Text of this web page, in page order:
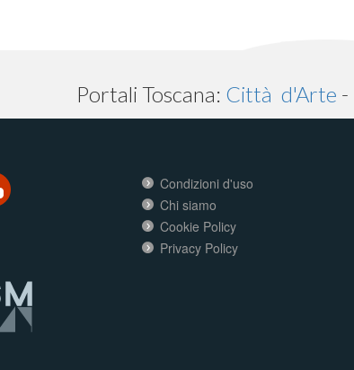
Portali Toscana: Città d'Arte -
Condizioni d'uso
Chi siamo
Cookie Policy
Privacy Policy